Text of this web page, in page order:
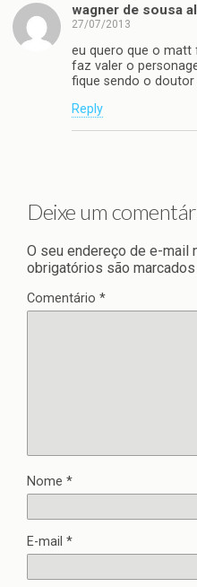
wagner de sousa
27/07/2013
eu quero que o matt
faz valer o
fique sendo o doutor
Reply
Deixe um
O seu endereço de e-mail
obrigatórios são
Comentário *
Nome *
E-mail *